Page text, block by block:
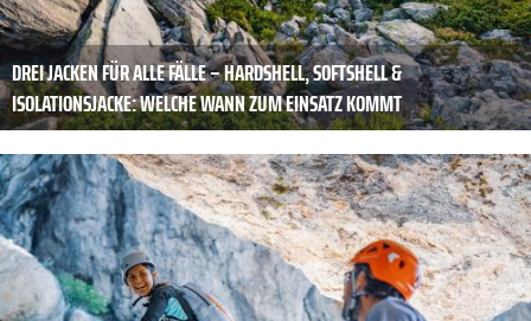
DREI JACKEN FÜR ALLE FÄLLE – HARDSHELL, SOFTSHELL &
ISOLATIONSJACKE: WELCHE WANN ZUM EINSATZ KOMMT